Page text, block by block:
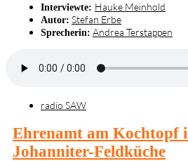
Interviewte: Hauke Meinhold
Autor: Stefan Erbe
Sprecherin: Andrea Terstappen
radio SAW
Ehrenamt am Kochtopf
Johanniter-Feldküche